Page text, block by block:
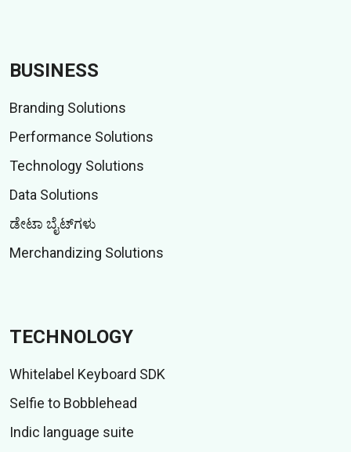
BUSINESS
Branding Solutions
Performance Solutions
Technology Solutions
Data Solutions
ಡೇಟಾ ಬೈಟ್‌ಗಳು
Merchandizing Solutions
TECHNOLOGY
Whitelabel Keyboard SDK
Selfie to Bobblehead
Indic language suite